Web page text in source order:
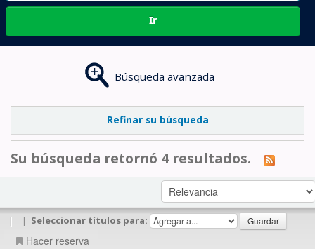
Ir
Búsqueda avanzada
Refinar su búsqueda
Su búsqueda retornó 4 resultados.
| | Seleccionar títulos para:
Hacer reserva